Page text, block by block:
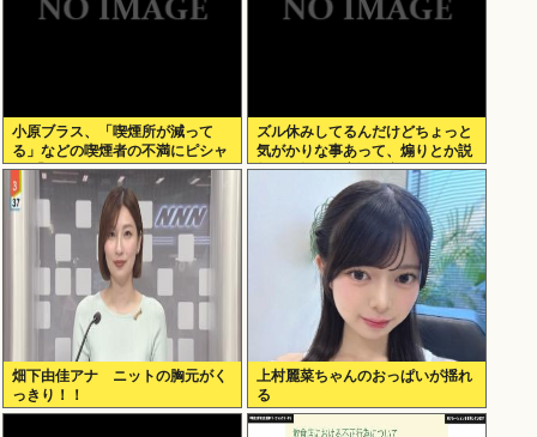
小原ブラス、「喫煙所が減って
る」などの喫煙者の不満にピシャ
リ 「じゃあやめれば？タバコなん
て家でだけ吸ってればいい」
ズル休みしてるんだけどちょっと
気がかりな事あって、煽りとか説
教とか抜きに客観的意見くれる人
だけきてくれ
畑下由佳アナ ニットの胸元がく
っきり！！
上村麗菜ちゃんのおっぱいが揺れ
る